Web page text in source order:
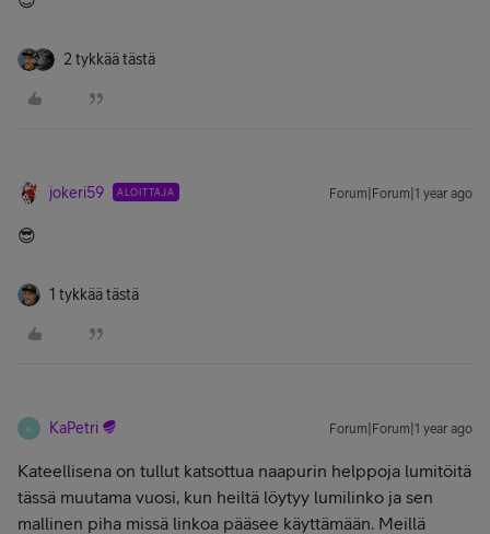
2 tykkää tästä
jokeri59 ALOITTAJA Forum|Forum|1 year ago
😎
1 tykkää tästä
K KaPetri Forum|Forum|1 year ago
Kateellisena on tullut katsottua naapurin helppoja lumitöitä
tässä muutama vuosi, kun heiltä löytyy lumilinko ja sen
mallinen piha missä linkoa pääsee käyttämään. Meillä